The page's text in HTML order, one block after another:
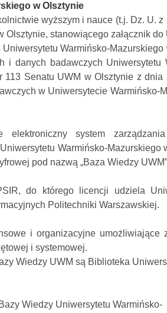
w Olsztynie
wyższym i nauce (t.j. Dz. U. z
stanowiącego załącznik do
Warmińsko-Mazurskiego
danych badawczych Uniwersytetu
113 Senatu UWM w Olsztynie z dnia
w Uniwersytecie Warmińsko-
elektroniczny system
Warmińsko-Mazurskiego
pod nazwą „Baza Wiedzy
do którego licencji udziela
Politechniki Warszawskiej.
i organizacyjne umożliwiające
i systemowej.
Wiedzy UWM są Biblioteka
Wiedzy Uniwersytetu Warmińsko-